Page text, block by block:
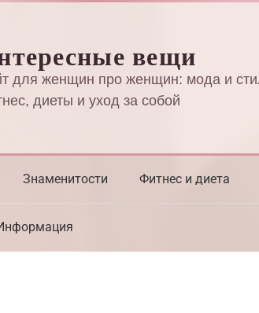
вещи
для женщин про женщин: мода и
диеты и уход за собой
Знаменитости Фитнес и диета